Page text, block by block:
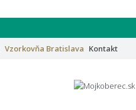
Vzorkovňa Bratislava Kontakt